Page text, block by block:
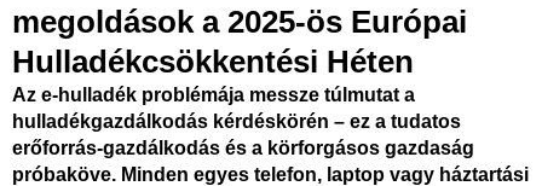
megoldások a 2025-ös Európai
Hulladékcsökkentési Héten
Az e-hulladék problémája messze túlmutat a
hulladékgazdálkodás kérdéskörén – ez a tudatos
erőforrás-gazdálkodás és a körforgásos gazdaság
próbaköve. Minden egyes telefon, laptop vagy háztartási